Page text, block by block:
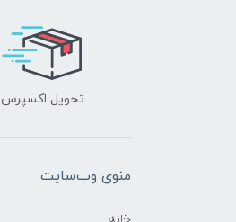
تحویل اکسپرس
منوی وب‌سایت